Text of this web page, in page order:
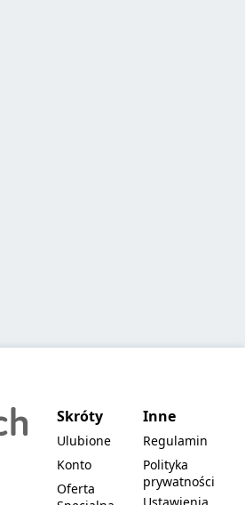
Skróty
Ulubione
Konto
Oferta
Inne
Regulamin
Polityka
prywatności